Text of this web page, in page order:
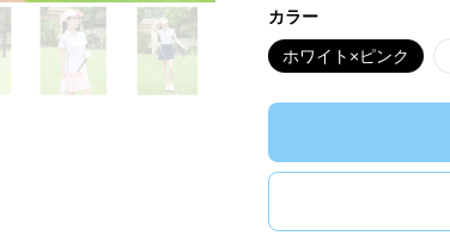
カラー
ホワイト×ピンク